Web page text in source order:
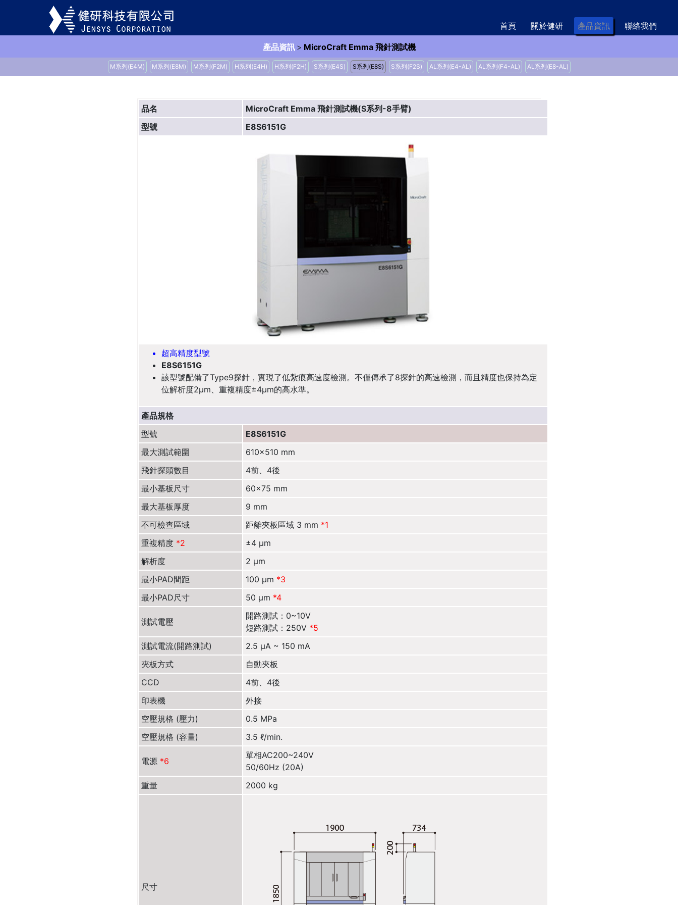
聯絡我們
產品資訊
關於健研
首頁
產品資訊 > MicroCraft Emma 飛針測試機
M系列(E4M) M系列(E8M) M系列(F2M) H系列(E4H) H系列(F2H) S系列(E4S) S系列(E8S) S系列(F2S) AL系列(E4-AL) AL系列(F4-AL) AL系列(E8-AL)
品名
MicroCraft Emma 飛針測試機(S系列-8手臂)
型號
E8S6151G
超高精度型號
E8S6151G
該型號配備了Type9探針，實現了低紮痕高速度檢測。不僅傳承了8探針的高速檢測，而且精度也保持為定
位解析度2µm、重複精度±4µm的高水準。
產品規格
型號
E8S6151G
最大測試範圍
610×510 mm
飛針探頭數目
4前、4後
最小基板尺寸
60×75 mm
最大基板厚度
9 mm
不可檢查區域
距離夾板區域 3 mm *1
重複精度 *2
±4 µm
解析度
2 µm
最小PAD間距
100 µm *3
最小PAD尺寸
50 µm *4
測試電壓
開路測試：0~10V
短路測試：250V *5
測試電流(開路測試)
2.5 µA ~ 150 mA
夾板方式
自動夾板
CCD
4前、4後
印表機
外接
空壓規格 (壓力)
0.5 MPa
空壓規格 (容量)
3.5 ℓ/min.
電源 *6
單相AC200~240V
50/60Hz (20A)
重量
2000 kg
尺寸